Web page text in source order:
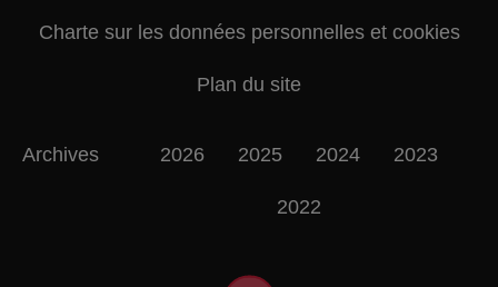
Charte sur les données personnelles et cookies
Plan du site
Archives 2026 2025 2024 2023
2022